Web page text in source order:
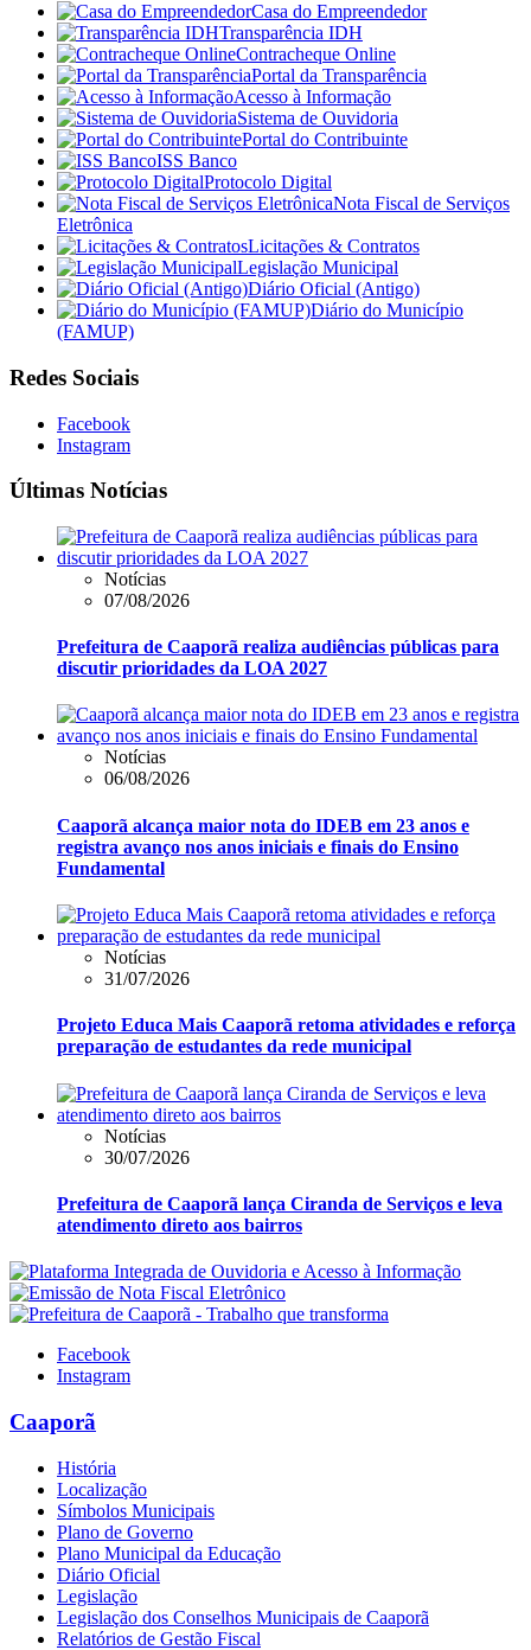
Casa do Empreendedor
Transparência IDH
Contracheque Online
Portal da Transparência
Acesso à Informação
Sistema de Ouvidoria
Portal do Contribuinte
ISS Banco
Protocolo Digital
Nota Fiscal de Serviços
Eletrônica
Licitações & Contratos
Legislação Municipal
Diário Oficial (Antigo)
Diário do Município
(FAMUP)
Redes Sociais
Facebook
Instagram
Últimas Notícias
Notícias
07/08/2026
Prefeitura de Caaporã realiza audiências públicas para
discutir prioridades da LOA 2027
Notícias
06/08/2026
Caaporã alcança maior nota do IDEB em 23 anos e
registra avanço nos anos iniciais e finais do Ensino
Fundamental
Notícias
31/07/2026
Projeto Educa Mais Caaporã retoma atividades e reforça
preparação de estudantes da rede municipal
Notícias
30/07/2026
Prefeitura de Caaporã lança Ciranda de Serviços e leva
atendimento direto aos bairros
Facebook
Instagram
Caaporã
História
Localização
Símbolos Municipais
Plano de Governo
Plano Municipal da Educação
Diário Oficial
Legislação
Legislação dos Conselhos Municipais de Caaporã
Relatórios de Gestão Fiscal